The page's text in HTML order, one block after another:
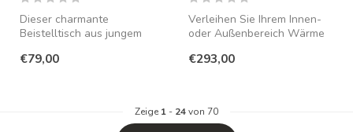
Dieser charmante
Beistelltisch aus jungem
Funktionalität und na...
€79,00
Verleihen Sie Ihrem Innen-
oder Außenbereich Wärme
...
€293,00
Zeige 1 - 24von 70